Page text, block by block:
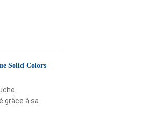
Solid Colors
grâce à sa